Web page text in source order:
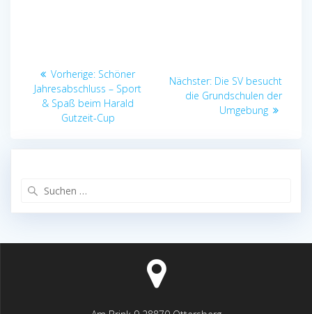
Beitragsnavigation
Vorherige: Vorheriger
Beitrag:
Schöner
Jahresabschluss – Sport
& Spaß beim Harald
Gutzeit-Cup
Nächster: Nächster
Beitrag:
Die SV besucht
die Grundschulen der
Umgebung